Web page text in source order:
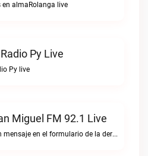
en almaRolanga live
Py Live
Py live
Miguel FM 92.1 Live
Envianos un mensaje en el formulario de la derecha, o escribinos directo al WhatsApp.Radio San Miguel FM 92.1 live